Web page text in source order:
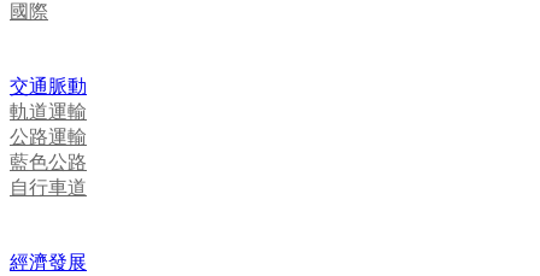
國際
交通脈動
軌道運輸
公路運輸
藍色公路
自行車道
經濟發展